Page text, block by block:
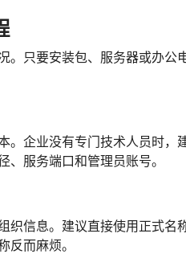
。只要安装包、服务器或办公
。企业没有专门技术人员时，
、服务端口和管理员账号。
织信息。建议直接使用正式名
反而麻烦。